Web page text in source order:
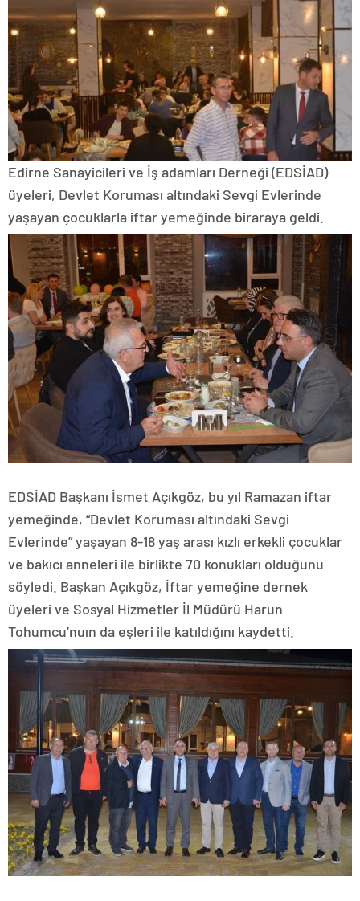
Edirne Sanayicileri ve İş adamları Derneği (EDSİAD)
üyeleri, Devlet Koruması altındaki Sevgi Evlerinde
yaşayan çocuklarla iftar yemeğinde biraraya geldi.
EDSİAD Başkanı İsmet Açıkgöz, bu yıl Ramazan iftar
yemeğinde, “Devlet Koruması altındaki Sevgi
Evlerinde” yaşayan 8-18 yaş arası kızlı erkekli çocuklar
ve bakıcı anneleri ile birlikte 70 konukları olduğunu
söyledi. Başkan Açıkgöz, İftar yemeğine dernek
üyeleri ve Sosyal Hizmetler İl Müdürü Harun
Tohumcu’nuın da eşleri ile katıldığını kaydetti.